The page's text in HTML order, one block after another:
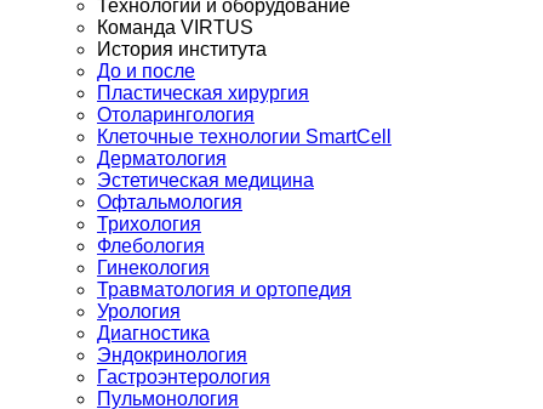
Технологии и оборудование
Команда VIRTUS
История института
До и после
Пластическая хирургия
Отоларингология
Клеточные технологии SmartCell
Дерматология
Эстетическая медицина
Офтальмология
Трихология
Флебология
Гинекология
Травматология и ортопедия
Урология
Диагностика
Эндокринология
Гастроэнтерология
Пульмонология